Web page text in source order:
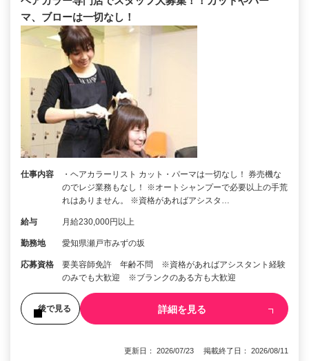
マ、ブローは一切なし！
仕事内容
・ヘアカラーリスト カット・パーマは一切なし！ 券売機な
のでレジ業務もなし！ ※オートシャンプーで必要以上の手荒
れはありません。 ※資格があればアシスタ…
給与 月給230,000円以上
勤務地 愛知県瀬戸市みずの坂
応募資格
要美容師免許 年齢不問 ※資格があればアシスタント経験
のみでも大歓迎 ※ブランクのある方も大歓迎
後で見る 詳細を見る
更新日： 2026/07/23 掲載終了日： 2026/08/11